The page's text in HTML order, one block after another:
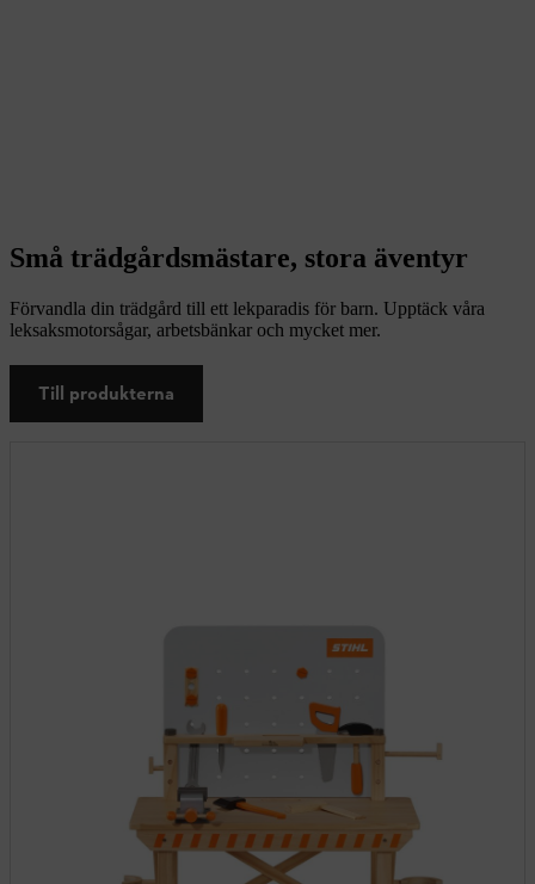
Små trädgårdsmästare, stora äventyr
Förvandla din trädgård till ett lekparadis för barn. Upptäck våra
leksaksmotorsågar, arbetsbänkar och mycket mer.
Till produkterna